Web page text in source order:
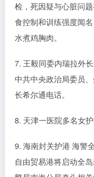
检，死因疑与心脏问
食控制和训练强度闻
水煮鸡胸肉。
7. 王毅同委内瑞拉外
中共中央政治局委员
长希尔通电话。
8. 天津一医院多名女
9. 海南封关护港 海警
自由贸易港将启动全